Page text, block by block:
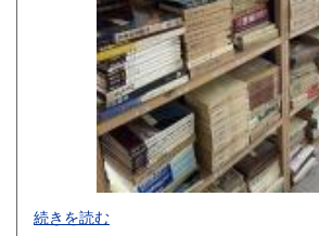
-
続きを読む